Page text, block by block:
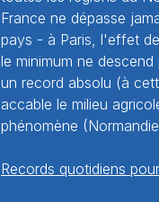
France ne dépasse
pays - à Paris, l'effet
le minimum ne
un record absolu (à
accable le milieu
phénomène
Records quotidiens